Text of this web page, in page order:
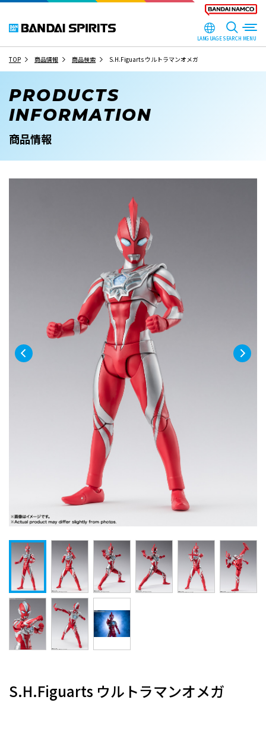
LANGUAGESEARCH
TOP 商品情報 商品検索 S.H.Figuarts ウルトラマンオメガ
PRODUCTS
INFORMATION
商品情報
S.H.Figuarts ウルトラマンオメガ